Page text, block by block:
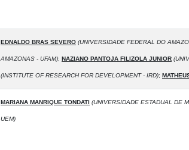
EDNALDO BRAS SEVERO (UNIVERSIDADE FEDERAL DO
AMAZONAS - UFAM); NAZIANO PANTOJA FILIZOLA JUNIOR
(INSTITUTE OF RESEARCH FOR DEVELOPMENT - IRD);
MARIANA MANRIQUE TONDATI (UNIVERSIDADE ESTADUAL DE
UEM)